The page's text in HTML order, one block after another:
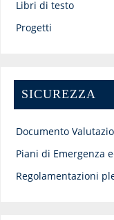
Libri di testo
Progetti
SICUREZZA
Documento
Piani di Emergenza
Regolamentazioni